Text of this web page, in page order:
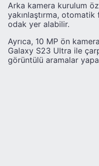
Arka kamera kurulum
yakınlaştırma,
odak yer alabilir.
Ayrıca, 10 MP ön
Galaxy S23 Ultra ile
görüntülü aramalar